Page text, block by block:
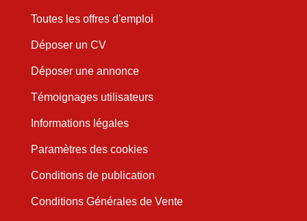
Toutes les offres d'emploi
Déposer un CV
Déposer une annonce
Témoignages utilisateurs
Informations légales
Paramètres des cookies
Conditions de publication
Conditions Générales de Vente